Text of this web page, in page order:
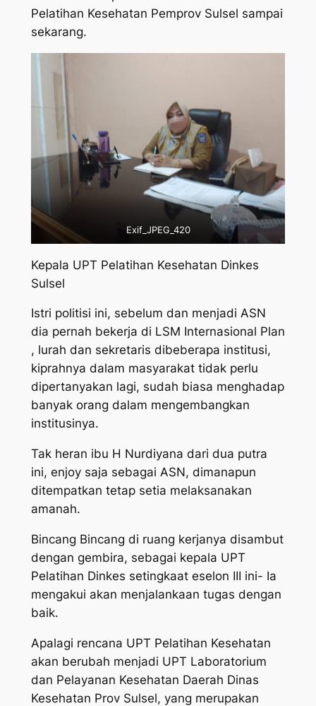
Pelatihan Kesehatan Pemprov Sulsel sampai
sekarang.
Exif_JPEG_420
Kepala UPT Pelatihan Kesehatan Dinkes
Sulsel
Istri politisi ini, sebelum dan menjadi ASN
dia pernah bekerja di LSM Internasional Plan
, lurah dan sekretaris dibeberapa institusi,
kiprahnya dalam masyarakat tidak perlu
dipertanyakan lagi, sudah biasa menghadap
banyak orang dalam mengembangkan
institusinya.
Tak heran ibu H Nurdiyana dari dua putra
ini, enjoy saja sebagai ASN, dimanapun
ditempatkan tetap setia melaksanakan
amanah.
Bincang Bincang di ruang kerjanya disambut
dengan gembira, sebagai kepala UPT
Pelatihan Dinkes setingkaat eselon III ini- Ia
mengakui akan menjalankaan tugas dengan
baik.
Apalagi rencana UPT Pelatihan Kesehatan
akan berubah menjadi UPT Laboratorium
dan Pelayanan Kesehatan Daerah Dinas
Kesehatan Prov Sulsel, yang merupakan